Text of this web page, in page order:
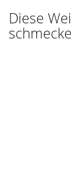
Diese